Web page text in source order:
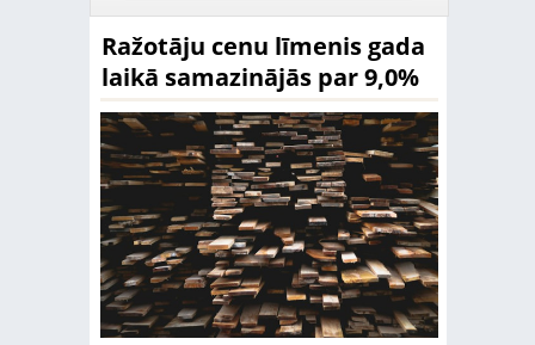
Ražotāju cenu līmenis gada
laikā samazinājās par 9,0%